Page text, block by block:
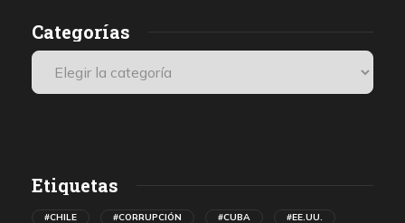
Categorías
Etiquetas
#CHILE #CORRUPCIÓN #CUBA #EE.UU.